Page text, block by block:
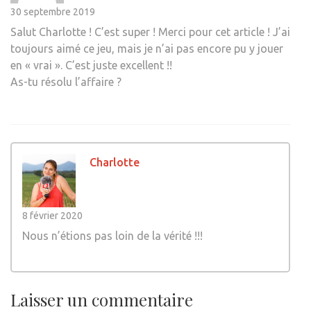
30 septembre 2019
Salut Charlotte ! C’est super ! Merci pour cet article ! J’ai
toujours aimé ce jeu, mais je n’ai pas encore pu y jouer
en « vrai ». C’est juste excellent !!
As-tu résolu l’affaire ?
Charlotte
8 février 2020
Nous n’étions pas loin de la vérité !!!
Laisser un commentaire